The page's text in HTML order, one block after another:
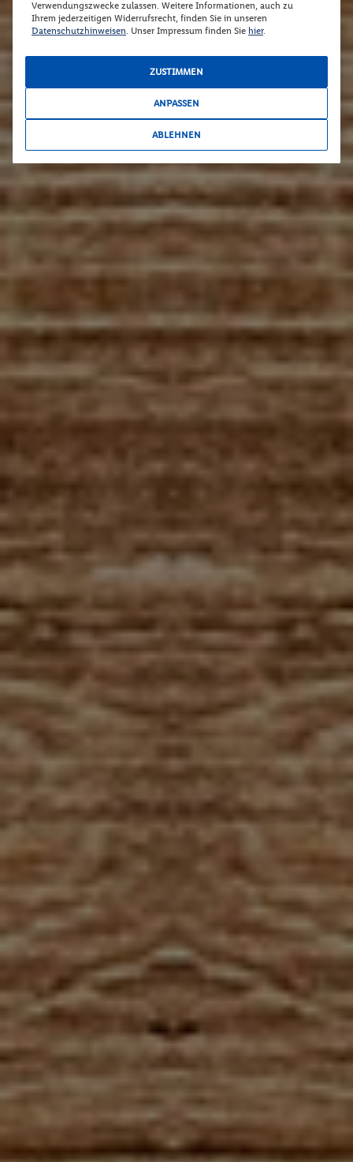
Verwendungszwecke zulassen. Weitere Informationen, auch zu
Ihrem jederzeitigen Widerrufsrecht, finden Sie in unseren
Datenschutzhinweisen. Unser Impressum finden Sie hier.
ZUSTIMMEN
ANPASSEN
ABLEHNEN